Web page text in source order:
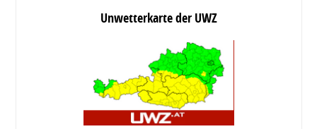
Unwetterkarte der UWZ